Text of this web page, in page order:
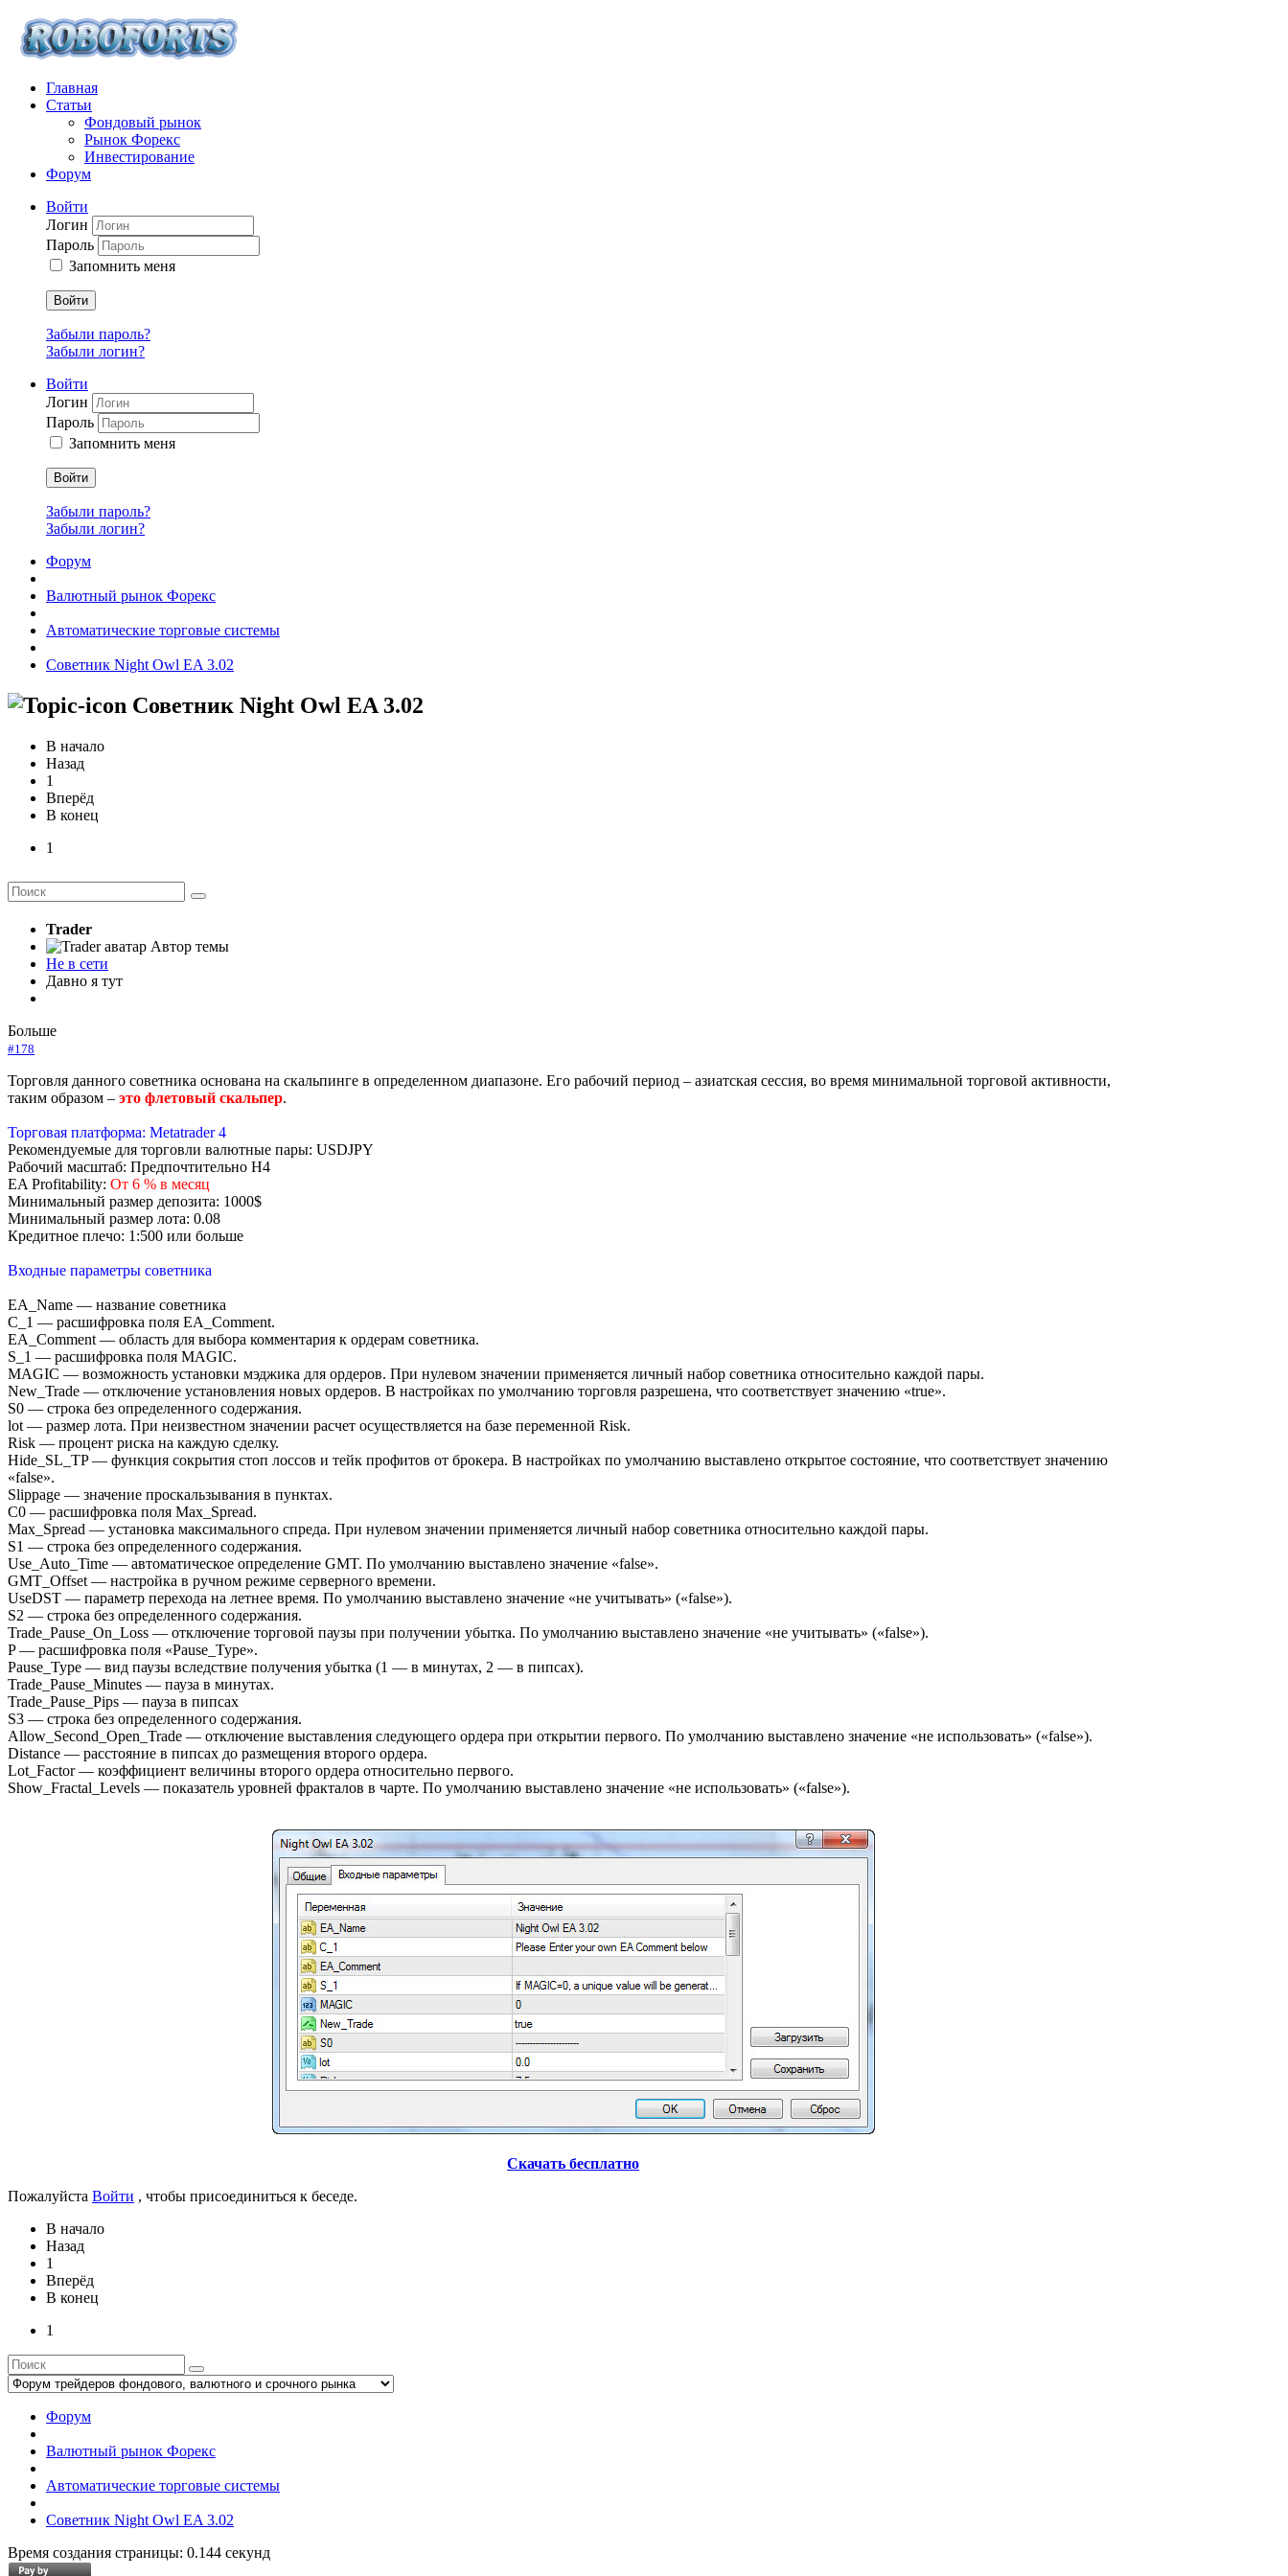
Главная
Статьи
Фондовый рынок
Рынок Форекс
Инвестирование
Форум
Войти
Логин
Пароль
Запомнить меня
Войти
Забыли пароль?
Забыли логин?
Войти
Логин
Пароль
Запомнить меня
Войти
Забыли пароль?
Забыли логин?
Форум
Валютный рынок Форекс
Автоматические торговые системы
Советник Night Owl EA 3.02
Советник Night Owl EA 3.02
В начало
Назад
1
Вперёд
В конец
1
Trader
Автор темы
Не в сети
Давно я тут
Больше
#178
Торговля данного советника основана на скальпинге в определенном диапазоне. Его рабочий период – азиатская сессия, во время минимальной торговой активности,
таким образом – это флетовый скальпер.
Торговая платформа: Metatrader 4
Рекомендуемые для торговли валютные пары: USDJPY
Рабочий масштаб: Предпочтительно H4
EA Profitability: От 6 % в месяц
Минимальный размер депозита: 1000$
Минимальный размер лота: 0.08
Кредитное плечо: 1:500 или больше
Входные параметры советника
EA_Name — название советника
C_1 — расшифровка поля EA_Comment.
EA_Comment — область для выбора комментария к ордерам советника.
S_1 — расшифровка поля MAGIC.
MAGIC — возможность установки мэджика для ордеров. При нулевом значении применяется личный набор советника относительно каждой пары.
New_Trade — отключение установления новых ордеров. В настройках по умолчанию торговля разрешена, что соответствует значению «true».
S0 — строка без определенного содержания.
lot — размер лота. При неизвестном значении расчет осуществляется на базе переменной Risk.
Risk — процент риска на каждую сделку.
Hide_SL_TP — функция сокрытия стоп лоссов и тейк профитов от брокера. В настройках по умолчанию выставлено открытое состояние, что соответствует значению
«false».
Slippage — значение проскальзывания в пунктах.
C0 — расшифровка поля Max_Spread.
Max_Spread — установка максимального спреда. При нулевом значении применяется личный набор советника относительно каждой пары.
S1 — строка без определенного содержания.
Use_Auto_Time — автоматическое определение GMT. По умолчанию выставлено значение «false».
GMT_Offset — настройка в ручном режиме серверного времени.
UseDST — параметр перехода на летнее время. По умолчанию выставлено значение «не учитывать» («false»).
S2 — строка без определенного содержания.
Trade_Pause_On_Loss — отключение торговой паузы при получении убытка. По умолчанию выставлено значение «не учитывать» («false»).
P — расшифровка поля «Pause_Type».
Pause_Type — вид паузы вследствие получения убытка (1 — в минутах, 2 — в пипсах).
Trade_Pause_Minutes — пауза в минутах.
Trade_Pause_Pips — пауза в пипсах
S3 — строка без определенного содержания.
Allow_Second_Open_Trade — отключение выставления следующего ордера при открытии первого. По умолчанию выставлено значение «не использовать» («false»).
Distance — расстояние в пипсах до размещения второго ордера.
Lot_Factor — коэффициент величины второго ордера относительно первого.
Show_Fractal_Levels — показатель уровней фракталов в чарте. По умолчанию выставлено значение «не использовать» («false»).
Скачать бесплатно
Пожалуйста Войти , чтобы присоединиться к беседе.
В начало
Назад
1
Вперёд
В конец
1
Форум
Валютный рынок Форекс
Автоматические торговые системы
Советник Night Owl EA 3.02
Время создания страницы: 0.144 секунд